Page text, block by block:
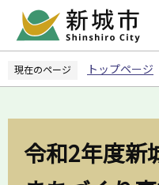
ペ
の
現在のページ トップページ
令和2年度新